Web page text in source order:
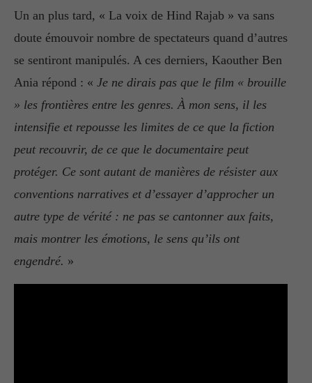
Un an plus tard, « La voix de Hind Rajab » va sans
doute émouvoir nombre de spectateurs quand d’autres
se sentiront manipulés. A ces derniers, Kaouther Ben
Ania répond : « Je ne dirais pas que le film « brouille
» les frontières entre les genres. À mon sens, il les
intensifie et repousse les limites de ce que la fiction
peut recouvrir, de ce que le documentaire peut
protéger. Ce sont autant de manières de résister aux
conventions narratives et d’essayer d’approcher un
autre type de vérité : ne pas se cantonner aux faits,
mais montrer les émotions, le sens qu’ils ont
engendré. »